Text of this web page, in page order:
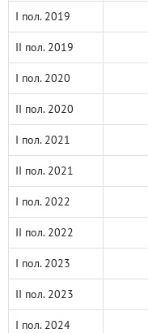
I пол. 2019
II пол. 2019
I пол. 2020
II пол. 2020
I пол. 2021
II пол. 2021
I пол. 2022
II пол. 2022
I пол. 2023
II пол. 2023
I пол. 2024